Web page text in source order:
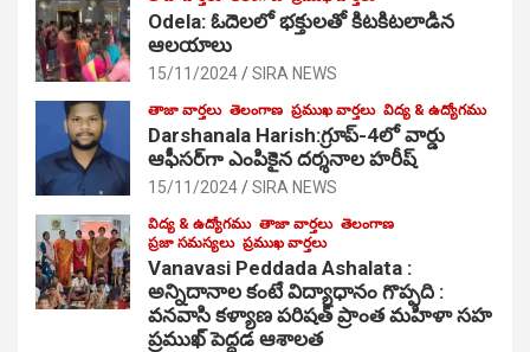
Odela: ఓదెల‌లో భక్తులతో కిటకిటలాడిన
ఆల‌యాలు
15/11/2024 SIRA NEWS
తాజా వార్తలు తెలంగాణ ప్రముఖ వార్తలు విద్య & ఉద్యోగము
Darshanala Harish:గ్రూప్-4లో వార్డు
ఆఫీసర్‌గా ఎంపికైన దర్శనాల హరీష్
15/11/2024 SIRA NEWS
విద్య & ఉద్యోగము తాజా వార్తలు తెలంగాణ
ప్రజా సమస్యలు ప్రముఖ వార్తలు
Vanavasi Peddada Ashalata :
అన్నిదానాల కంటే విద్యాధానం గొప్పది :
వనవాసి కళ్యాణ పరిషత్ ప్రాంత మహిళా సహ
ప్రముఖ్ పెద్దడ ఆశాలత